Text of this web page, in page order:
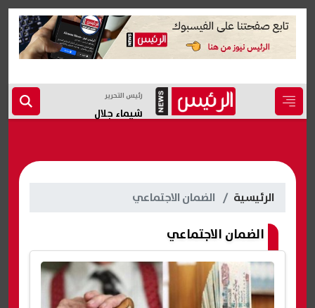
رئيس التحرير
شيماء جلال
الرئيسية الضمان الاجتماعي
الضمان الاجتماعي